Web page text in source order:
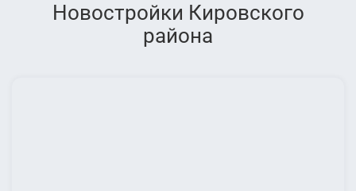
Новостройки Кировского
района